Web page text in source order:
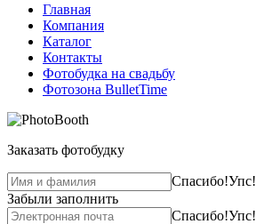
Главная
Компания
Каталог
Контакты
Фотобудка на свадьбу
Фотозона BulletTime
Заказать фотобудку
Спасибо!Упс!
Забыли заполнить
Спасибо!Упс!